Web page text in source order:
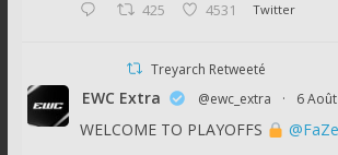
425 4531 Twitter
Treyarch Retweeté
EWC Extra @ewc_extra · 6 Août
WELCOME TO PLAYOFFS